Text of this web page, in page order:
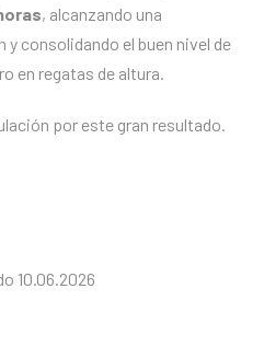
, alcanzando una
consolidando el buen nivel de
en regatas de altura.
por este gran resultado.
10.06.2026